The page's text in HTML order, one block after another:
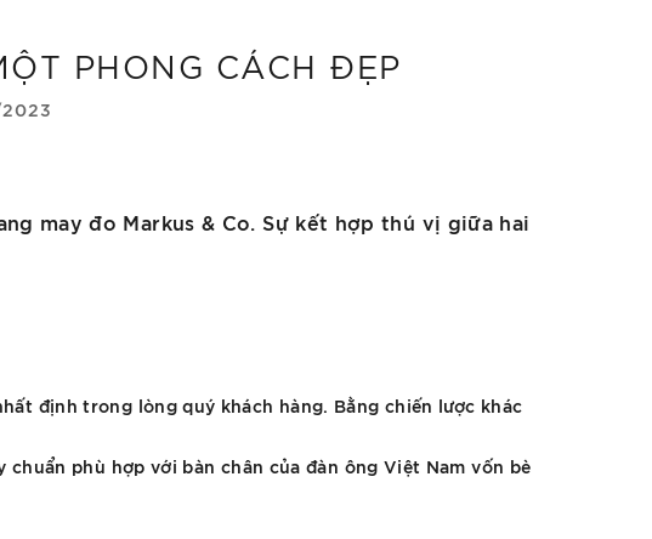
PHONG CÁCH ĐẸP
may đo Markus & Co. Sự kết hợp thú vị giữa hai
định trong lòng quý khách hàng. Bằng chiến lược khác
phù hợp với bàn chân của đàn ông Việt Nam vốn bè